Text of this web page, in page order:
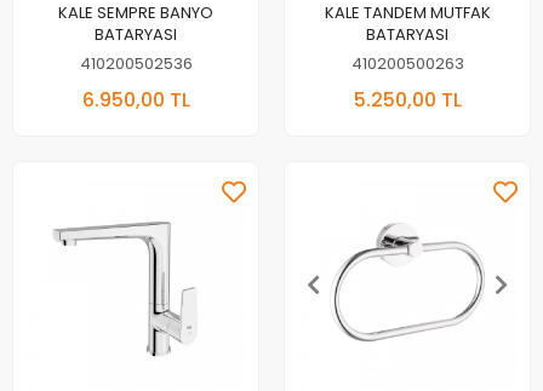
KALE SEMPRE BANYO
BATARYASI
410200502536
6.950,00 TL
KALE TANDEM MUTFAK
BATARYASI
410200500263
5.250,00 TL